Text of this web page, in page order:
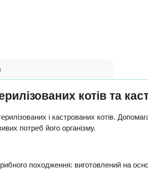
котів та
і кастрованих котів.
потреб його організму.
походження: виготовлений на